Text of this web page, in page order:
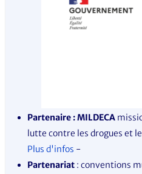
Partenaire : MILDECA
lutte contre les drogues et
Plus d'infos -
Partenariat: conventions